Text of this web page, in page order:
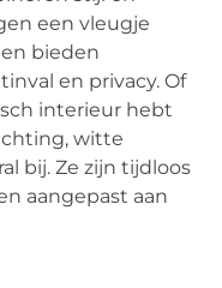
een vleugje
bieden
en privacy. Of
interieur hebt
witte
bij. Ze zijn tijdloos
aangepast aan